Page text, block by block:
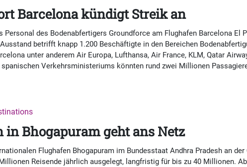
Barcelona kündigt Streik an
Personal des Bodenabfertigers Groundforce am Flughafen Barcelona El
betrifft knapp 1.200 Beschäftigte in den Bereichen
unter anderem Air Europa, Lufthansa, Air France, KLM, Qatar
Verkehrsministeriums könnten rund zwei Millionen
Bhogapuram geht ans Netz
Flughafen Bhogapuram im Bundesstaat Andhra Pradesh an
Reisende jährlich ausgelegt, langfristig für bis zu 40 Millionen.